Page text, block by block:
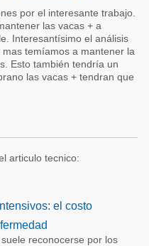
por el interesante trabajo.
las vacas + a
Interesantísimo el análisis
temíamos a mantener la
Esto también tendría un
las vacas + tendran que
articulo tecnico:
el costo
reconocerse por los